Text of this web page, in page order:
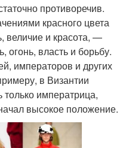
противоречив.
красного цвета
величие и красота, —
огонь, власть и борьбу.
императоров и других
в Византии
императрица,
высокое положение.